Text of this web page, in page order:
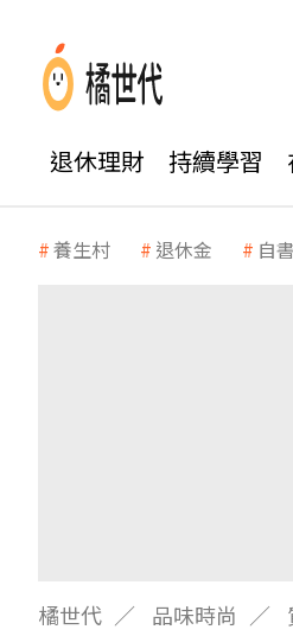
退休理財 持續學習
養生村 退休金 自
橘世代 品味時尚